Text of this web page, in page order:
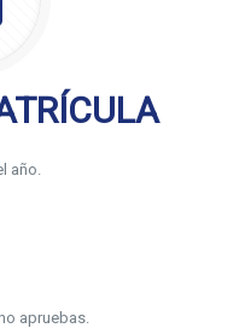
año.
apruebas.